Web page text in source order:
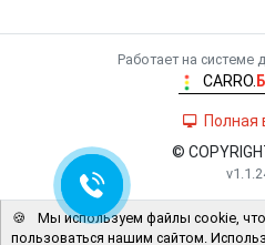
Работает на системе
CARRO.
Полная
©
🍪
Мы используем файлы cookie,
пользоваться нашим сайтом.